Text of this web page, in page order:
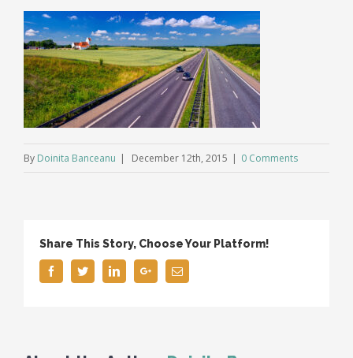
By Doinita Banceanu | December 12th, 2015 | 0 Comments
Share This Story, Choose Your Platform!
FacebookTwitterLinkedinGoogle+Email